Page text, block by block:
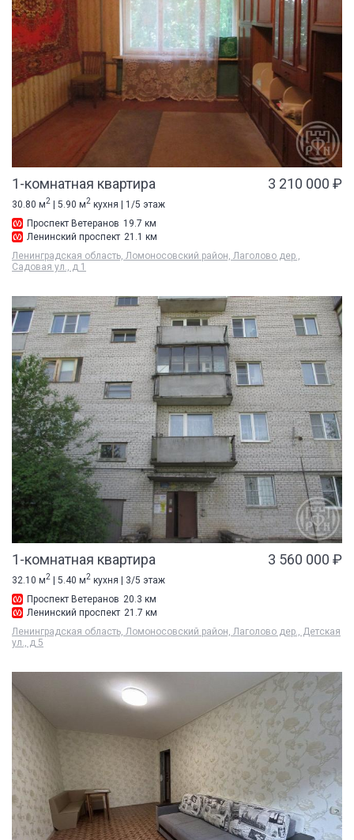
1-комнатная квартира 3 210 000 ₽
30.80 м2 | 5.90 м2 кухня | 1/5 этаж
Проспект Ветеранов 19.7 км
Ленинский проспект 21.1 км
Ленинградская область, Ломоносовский район, Лаголово дер.,
Садовая ул., д 1
1-комнатная квартира 3 560 000 ₽
32.10 м2 | 5.40 м2 кухня | 3/5 этаж
Проспект Ветеранов 20.3 км
Ленинский проспект 21.7 км
Ленинградская область, Ломоносовский район, Лаголово дер., Детская
ул., д 5